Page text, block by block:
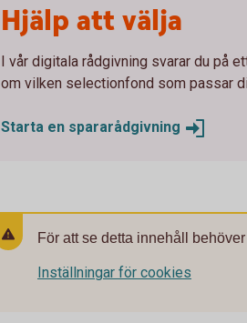
Hjälp att välja
I vår digitala rådgivning svarar du på
om vilken selectionfond som passar
Starta en spararådgivning
För att se detta innehåll
Inställningar för cookies